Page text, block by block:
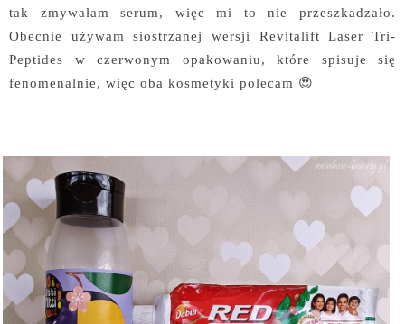
tak zmywałam serum, więc mi to nie przeszkadzało.
Obecnie używam siostrzanej wersji Revitalift Laser Tri-
Peptides w czerwonym opakowaniu, które spisuje się
fenomenalnie, więc oba kosmetyki polecam 😍